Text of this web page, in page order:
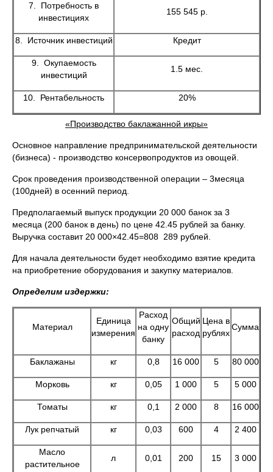
7. Потребность в
инвестициях
155 545 р.
8. Источник инвестиций Кредит
9. Окупаемость
инвестиций
1.5 мес.
10. Рентабельность 20%
«Производство баклажанной икры»
Основное направление предпринимательской деятельности
(бизнеса) - производство консервопродуктов из овощей.
Срок проведения производственной операции – 3месяца
(100дней) в осенний период.
Предполагаемый выпуск продукции 20 000 банок за 3
месяца (200 банок в день) по цене 42.45 рублей за банку.
Выручка составит 20 000×42.45=808 289 рублей.
Для начала деятельности будет необходимо взятие кредита
на приобретение оборудования и закупку материалов.
Определим издержки:
Материал
Единица
измерения
Расход
на одну
банку
Общий
расход
Цена в
рублях
Сумма
Баклажаны кг 0,8 16 000 5 80 000
Морковь кг 0,05 1 000 5 5 000
Томаты кг 0,1 2 000 8 16 000
Лук репчатый кг 0,03 600 4 2 400
Масло
растительное
л 0,01 200 15 3 000